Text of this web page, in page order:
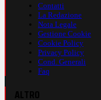
Contatti
La Redazione
Nota Legale
Gestione Cookie
Cookie Policy
Privacy Policy
Cond. Generali
Faq